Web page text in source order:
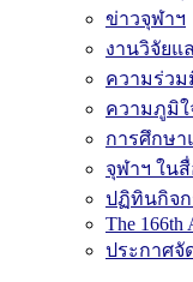
ข่าวจุฬาฯ
งานวิจัยแ
ความร่วม
ความภูมิใ
การศึกษา
จุฬาฯ ใน
ปฏิทินกิจก
The 166th
ประกาศจั